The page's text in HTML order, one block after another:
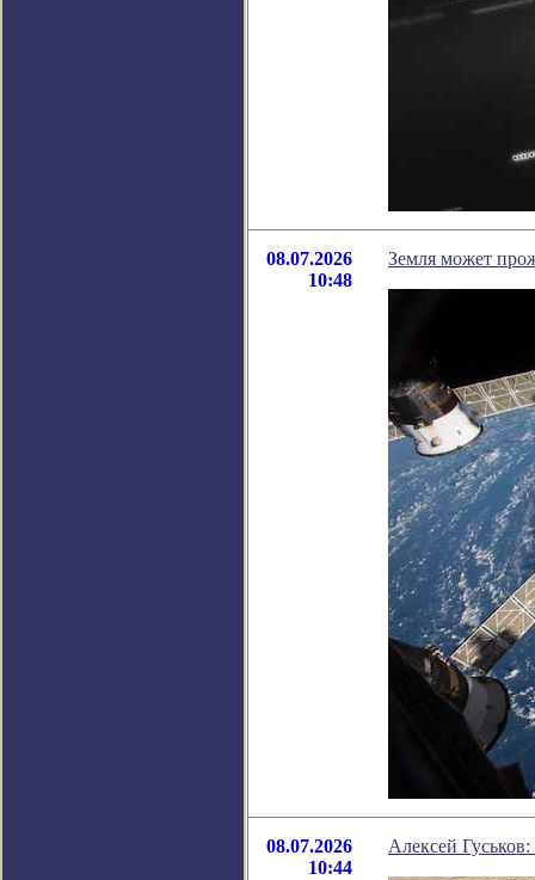
08.07.2026
10:48
Земля может
08.07.2026
10:44
Алексей